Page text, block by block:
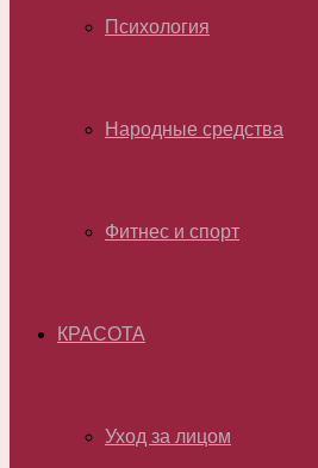
Психология
Народные средства
Фитнес и спорт
КРАСОТА
Уход за лицом